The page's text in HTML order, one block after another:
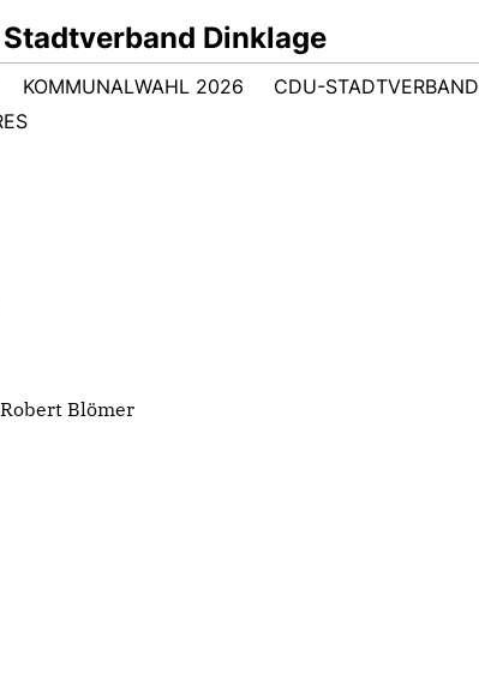
Stadtverband Dinklage
KOMMUNALWAHL 2026 CDU-STADTVERBAND
Blömer